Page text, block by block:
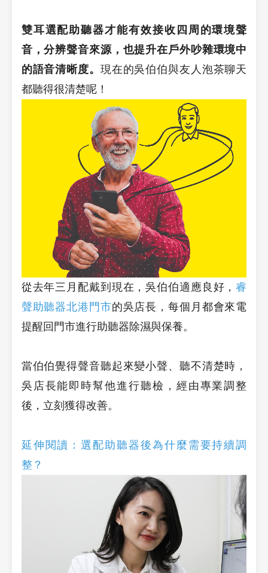
雙耳選配助聽器才能有效接收四周的環境聲
音，分辨聲音來源，也提升在戶外吵雜環境中
的語音清晰度。 現在的吳伯伯與友人泡茶聊天
都聽得很清楚呢！
從去年三月配戴到現在，吳伯伯適應良好，睿
聲助聽器北港門市的吳店長，每個月都會來電
提醒回門市進行助聽器除濕與保養。
當伯伯覺得聲音聽起來變小聲、聽不清楚時，
吳店長能即時幫他進行聽檢，經由專業調整
後，立刻獲得改善。
延伸閱讀：選配助聽器後為什麼需要持續調
整？